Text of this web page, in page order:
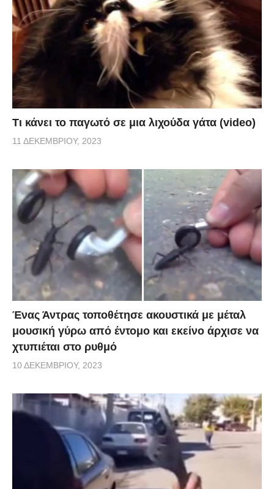
Τι κάνει το παγωτό σε μια λιχούδα γάτα (video)
11 ΔΕΚΕΜΒΡΊΟΥ, 2023
Ένας Άντρας τοποθέτησε ακουστικά με μέταλ
μουσική γύρω από έντομο και εκείνο άρχισε να
χτυπιέται στο ρυθμό
10 ΔΕΚΕΜΒΡΊΟΥ, 2023